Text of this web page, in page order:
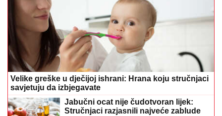
Velike greške u dječijoj ishrani: Hrana koju stručnjaci
savjetuju da izbjegavate
Jabučni ocat nije čudotvoran lijek:
Stručnjaci razjasnili najveće zablude